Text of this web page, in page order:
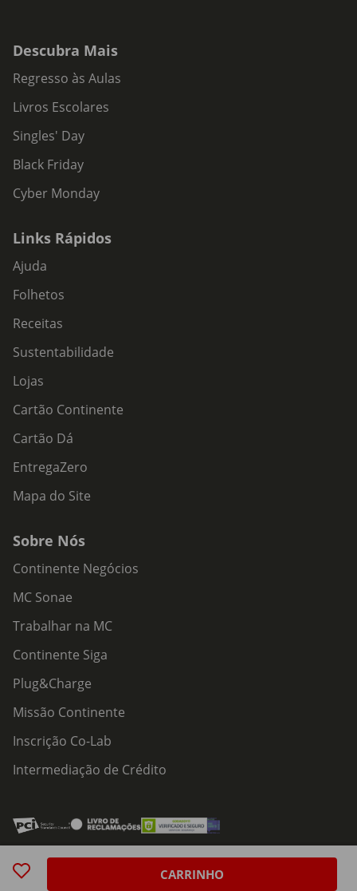
CARRINHO
Descubra Mais
Regresso às Aulas
Livros Escolares
Singles' Day
Black Friday
Cyber Monday
Links Rápidos
Ajuda
Folhetos
Receitas
Sustentabilidade
Lojas
Cartão Continente
Cartão Dá
EntregaZero
Mapa do Site
Sobre Nós
Continente Negócios
MC Sonae
Trabalhar na MC
Continente Siga
Plug&Charge
Missão Continente
Inscrição Co-Lab
Intermediação de Crédito
Acessibilidade
Política de Privacidade